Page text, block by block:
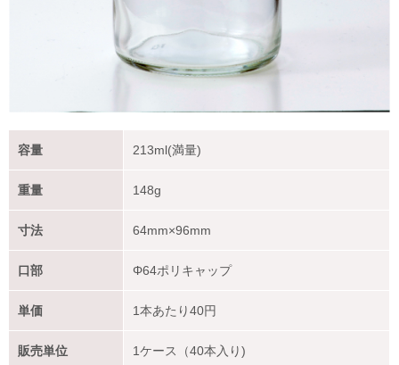
容量 213ml(満量)
重量 148g
寸法 64mm×96mm
口部 Φ64ポリキャップ
単価 1本あたり40円
販売単位 1ケース（40本入り)